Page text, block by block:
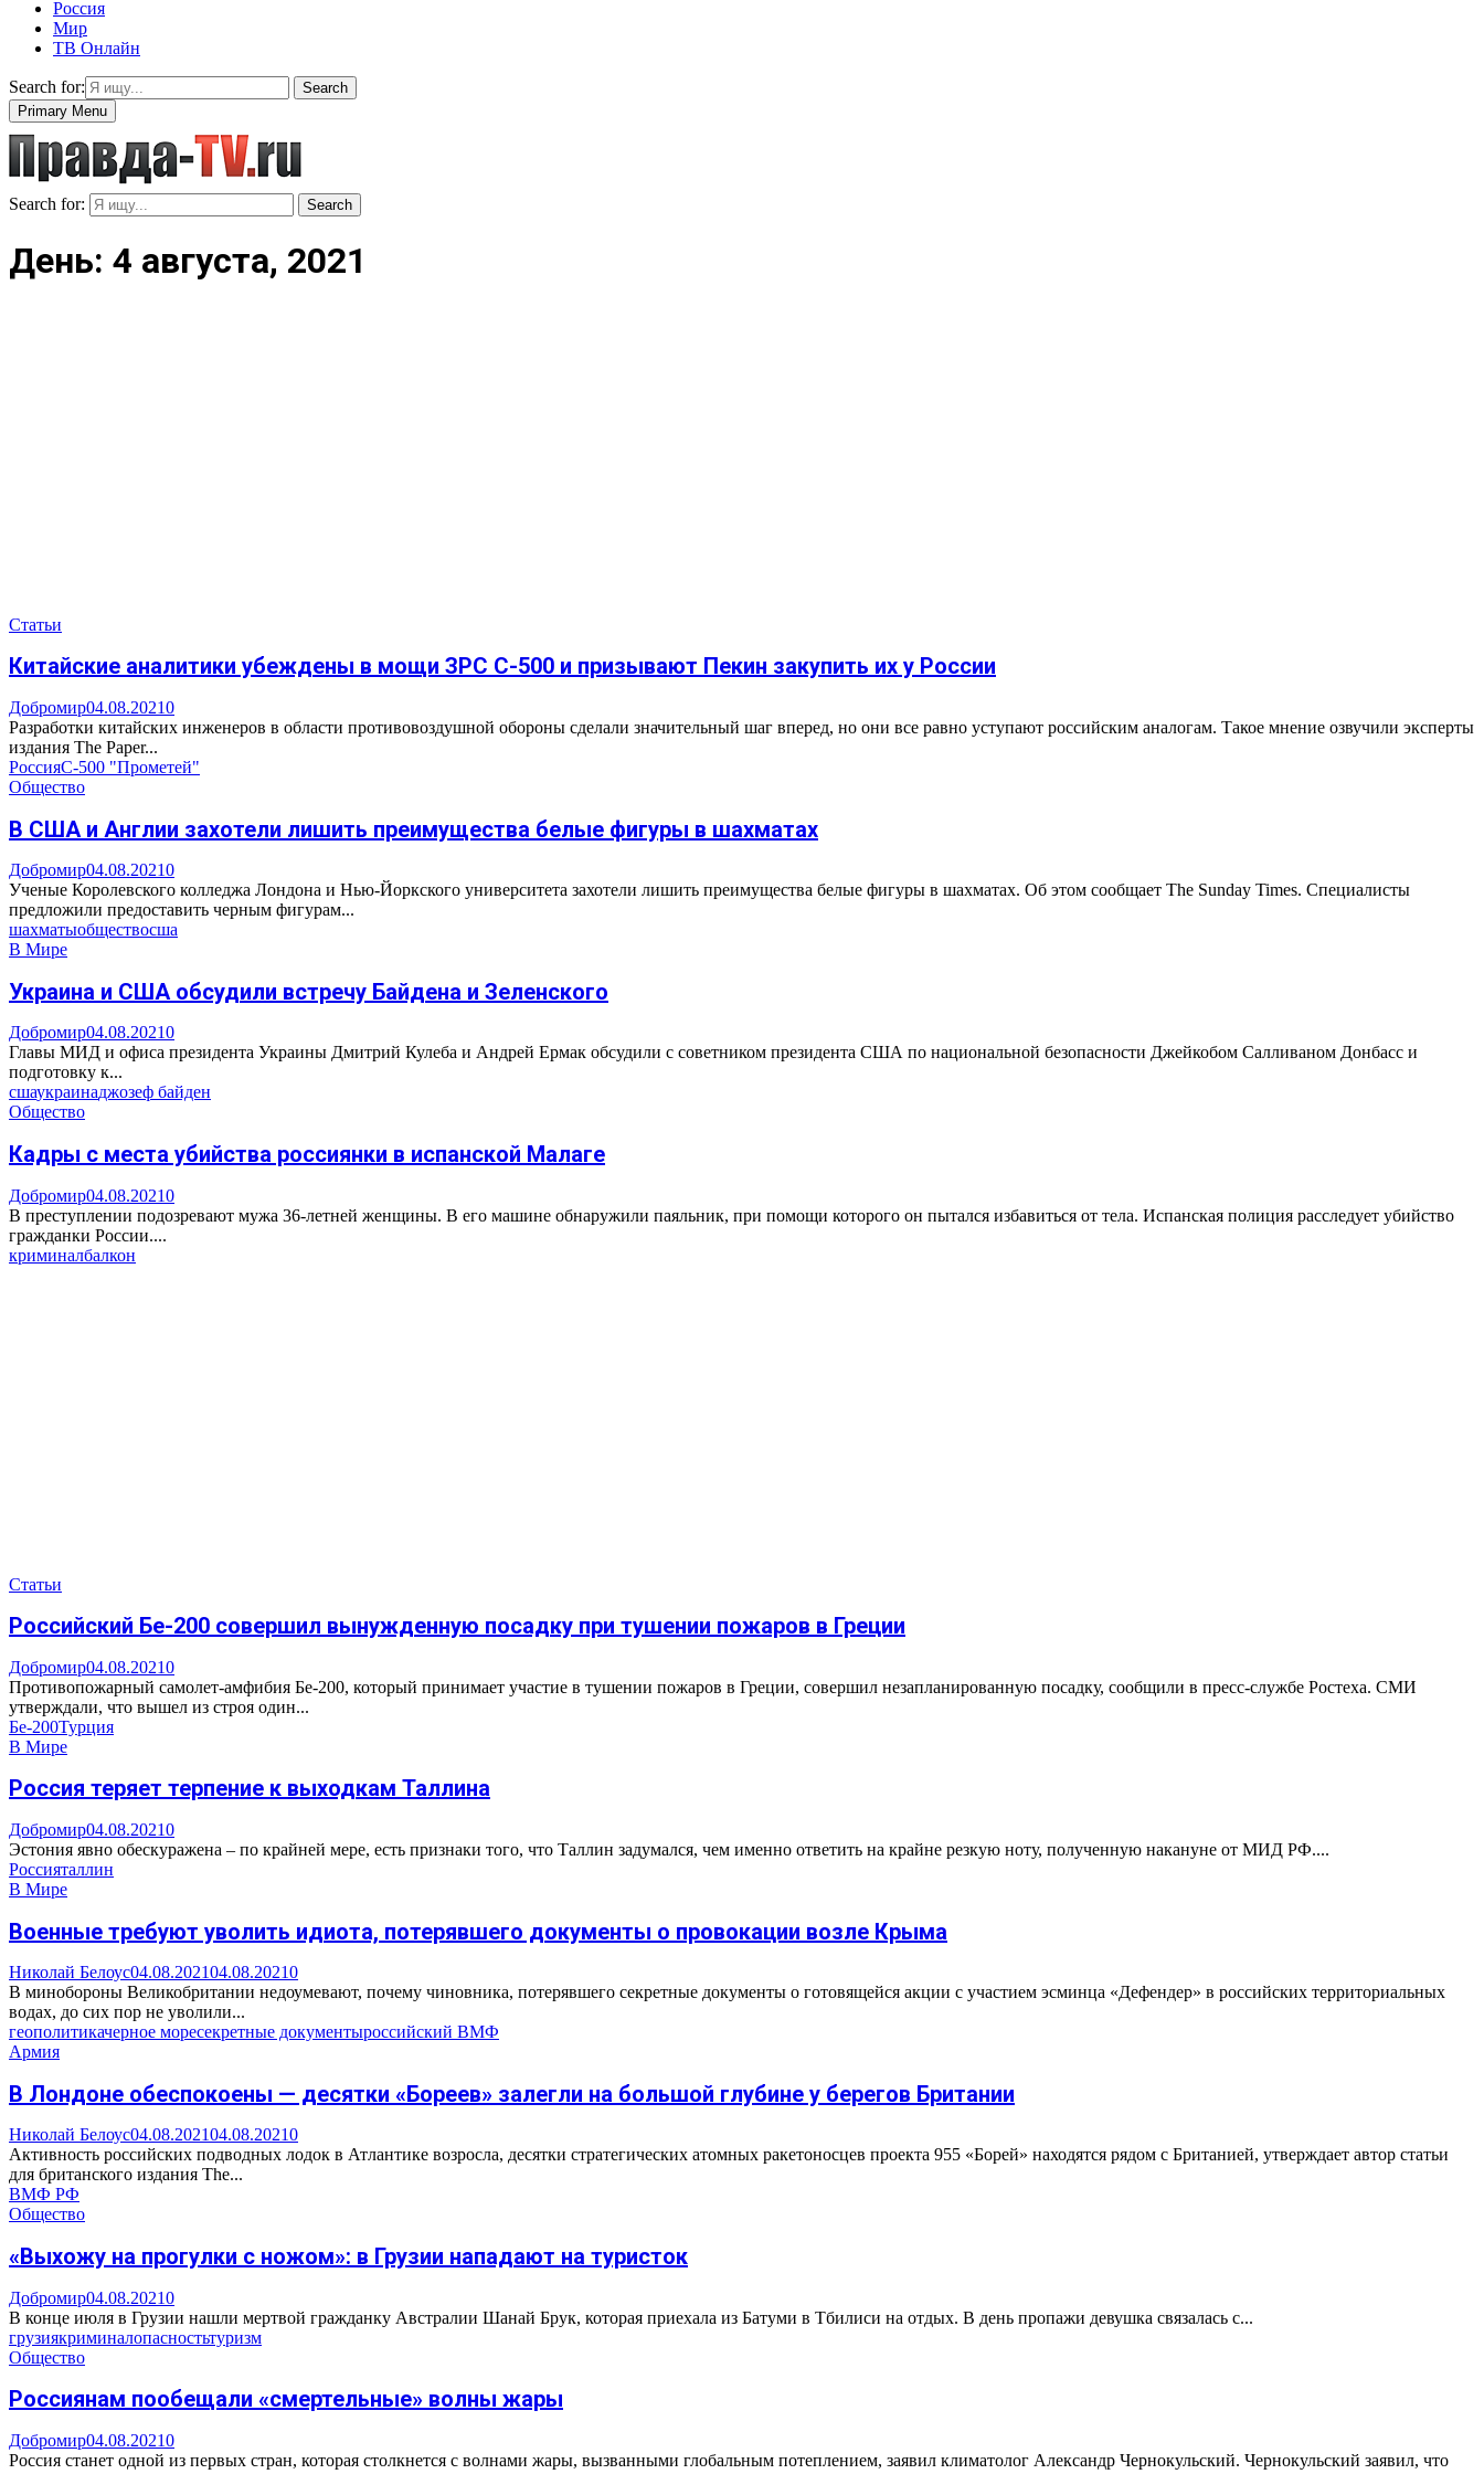
Россия
Мир
ТВ Онлайн
Search for:
Search
Primary Menu
Search for: Search
День: 4 августа, 2021
Статьи
Китайские аналитики убеждены в мощи ЗРС С-500 и призывают Пекин закупить их у России
Добромир04.08.20210
Разработки китайских инженеров в области противовоздушной обороны сделали значительный шаг вперед, но они все равно уступают российским аналогам. Такое мнение озвучили эксперты
издания The Paper...
РоссияС-500 "Прометей"
Общество
В США и Англии захотели лишить преимущества белые фигуры в шахматах
Добромир04.08.20210
Ученые Королевского колледжа Лондона и Нью-Йоркского университета захотели лишить преимущества белые фигуры в шахматах. Об этом сообщает The Sunday Times. Специалисты
предложили предоставить черным фигурам...
шахматыобществосша
В Мире
Украина и США обсудили встречу Байдена и Зеленского
Добромир04.08.20210
Главы МИД и офиса президента Украины Дмитрий Кулеба и Андрей Ермак обсудили с советником президента США по национальной безопасности Джейкобом Салливаном Донбасс и
подготовку к...
сшаукраинаджозеф байден
Общество
Кадры с места убийства россиянки в испанской Малаге
Добромир04.08.20210
В преступлении подозревают мужа 36-летней женщины. В его машине обнаружили паяльник, при помощи которого он пытался избавиться от тела. Испанская полиция расследует убийство
гражданки России....
криминалбалкон
Статьи
Российский Бе-200 совершил вынужденную посадку при тушении пожаров в Греции
Добромир04.08.20210
Противопожарный самолет-амфибия Бе-200, который принимает участие в тушении пожаров в Греции, совершил незапланированную посадку, сообщили в пресс-службе Ростеха. СМИ
утверждали, что вышел из строя один...
Бе-200Турция
В Мире
Россия теряет терпение к выходкам Таллина
Добромир04.08.20210
Эстония явно обескуражена – по крайней мере, есть признаки того, что Таллин задумался, чем именно ответить на крайне резкую ноту, полученную накануне от МИД РФ....
Россияталлин
В Мире
Военные требуют уволить идиота, потерявшего документы о провокации возле Крыма
Николай Белоус04.08.202104.08.20210
В минобороны Великобритании недоумевают, почему чиновника, потерявшего секретные документы о готовящейся акции с участием эсминца «Дефендер» в российских территориальных
водах, до сих пор не уволили...
геополитикачерное моресекретные документыроссийский ВМФ
Армия
В Лондоне обеспокоены — десятки «Бореев» залегли на большой глубине у берегов Британии
Николай Белоус04.08.202104.08.20210
Активность российских подводных лодок в Атлантике возросла, десятки стратегических атомных ракетоносцев проекта 955 «Борей» находятся рядом с Британией, утверждает автор статьи
для британского издания The...
ВМФ РФ
Общество
«Выхожу на прогулки с ножом»: в Грузии нападают на туристок
Добромир04.08.20210
В конце июля в Грузии нашли мертвой гражданку Австралии Шанай Брук, которая приехала из Батуми в Тбилиси на отдых. В день пропажи девушка связалась с...
грузиякриминалопасностьтуризм
Общество
Россиянам пообещали «смертельные» волны жары
Добромир04.08.20210
Россия станет одной из первых стран, которая столкнется с волнами жары, вызванными глобальным потеплением, заявил климатолог Александр Чернокульский. Чернокульский заявил, что